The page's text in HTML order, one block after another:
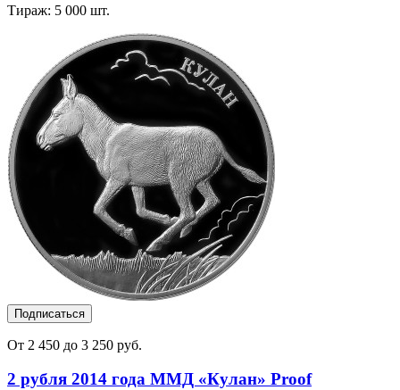
Тираж: 5 000 шт.
Подписаться
От 2 450 до 3 250 руб.
2 рубля 2014 года ММД «Кулан» Proof